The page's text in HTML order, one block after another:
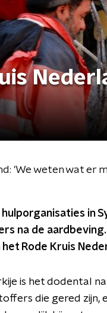
'We weten wat er
hulporganisaties in
na de
Rode Kruis
is het dodental
die gered zijn,